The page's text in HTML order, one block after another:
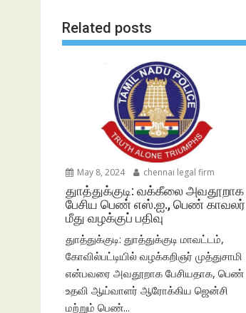
Related posts
May 8, 2024 chennai legal firm
துாத்துக்குடி: வக்கீலை அவதூறாக
பேசிய பெண் எஸ்.ஐ., பெண் காவலர்
மீது வழக்குப் பதிவு
துாத்துக்குடி: துாத்துக்குடி மாவட்டம்,
கோவில்பட்டியில் வழக்கறிஞர் முத்துசாமி
என்பவரை அவதூறாக பேசியதாக, பெண்
உதவி ஆய்வாளர் ஆரோக்கிய ஜென்சி
மற்றும் பெண்...